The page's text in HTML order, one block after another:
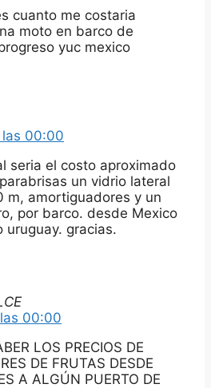
cuanto me costaria
moto en barco de
yuc mexico
las 00:00
seria el costo aproximado
un vidrio lateral
m, amortiguadores y un
por barco. desde Mexico
uruguay. gracias.
00:00
LOS PRECIOS DE
DE FRUTAS DESDE
A ALGÚN PUERTO DE